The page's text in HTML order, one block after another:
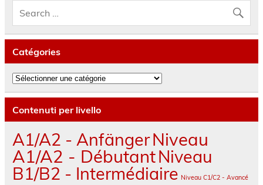
Catégories
Catégories
Contenuti per livello
A1/A2 - AnfängerNiveau
A1/A2 - DébutantNiveau
B1/B2 - Intermédiaire Niveau C1/C2 - Avancé